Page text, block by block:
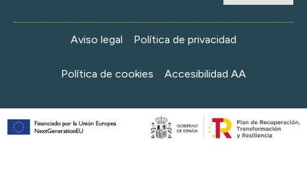
Aviso legal Política de privacidad
Política de cookies Accesibilidad AA